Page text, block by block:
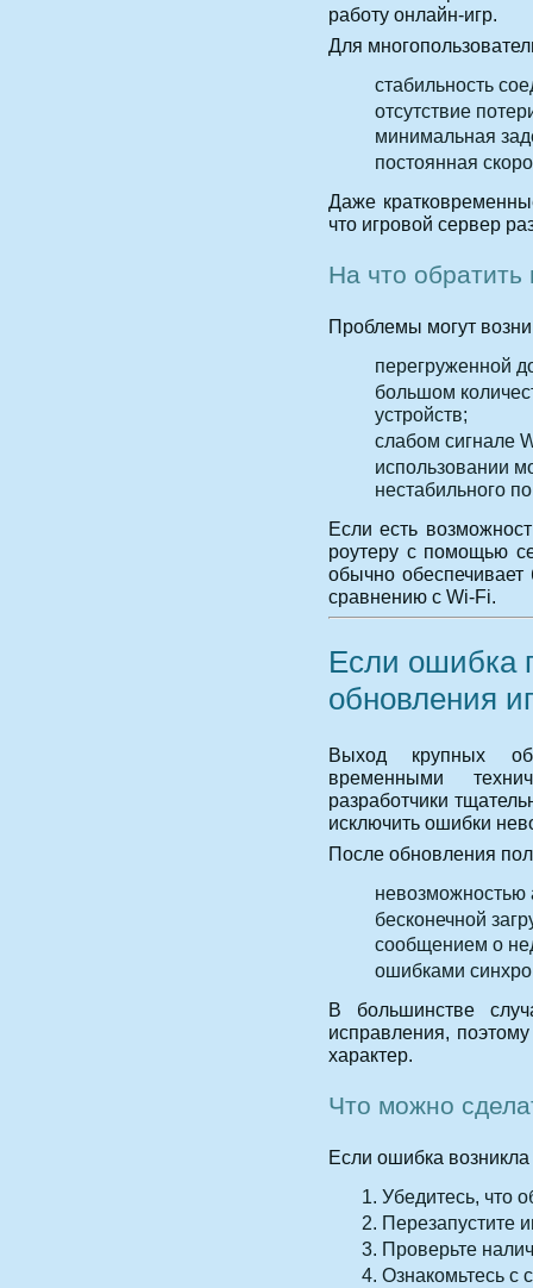
работу онлайн-игр.
Для
стабильность
отсутствие
минимальная
постоянная
Даже
что игровой сервер
На что
Проблемы могут
перегруженной
большом
устройств;
слабом сигнале
использовании
нестабильного
Если есть
роутеру с помощью
обычно
сравнению с Wi-Fi.
Если ошибка
обновления
Выход крупных
временными
разработчики
исключить ошибки
После обновления
невозможностью
бесконечной
сообщением о
ошибками
В большинстве
исправления,
характер.
Что можно
Если ошибка
Убедитесь, что
Перезапустите
Проверьте
Ознакомьтесь с